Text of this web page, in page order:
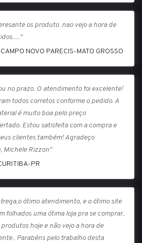
os produto .nao vejo a hora de
CAMPO NOVO PARECIS-MATO GROSSO
no prazo. O atendimento foi excelente!
todos corretos conforme o pedido. A
é muito boa pelo preço
Estou satisfeita com a compra e
clientes também! Agradeço
Michele Rizzon"
PR
ótimo atendimento, e o ótimo site
folhados uma ótima loja pra se comprar..
hoje e não vejo a hora de
Parabéns pelo trabalho desta